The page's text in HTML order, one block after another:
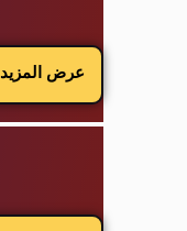
عرض المزيد